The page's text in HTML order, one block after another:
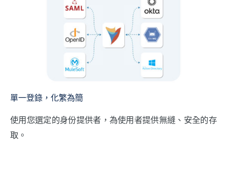
單一登錄，化繁為簡
使用您選定的身份提供者，為使用者提供無縫、安全的存
取。